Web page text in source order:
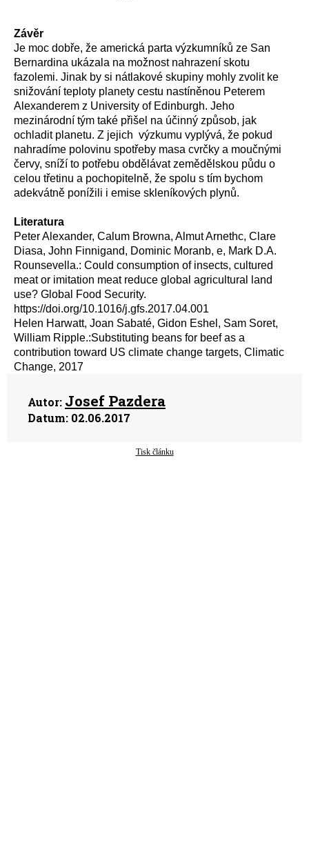
Závěr
Je moc dobře, že americká parta výzkumníků ze San
Bernardina ukázala na možnost nahrazení skotu
fazolemi. Jinak by si nátlakové skupiny mohly zvolit ke
snižování teploty planety cestu nastíněnou Peterem
Alexanderem z University of Edinburgh. Jeho
mezinárodní tým také přišel na účinný způsob, jak
ochladit planetu. Z jejich výzkumu vyplývá, že pokud
nahradíme polovinu spotřeby masa cvrčky a moučnými
červy, sníží to potřebu obdělávat zemědělskou půdu o
celou třetinu a pochopitelně, že spolu s tím bychom
adekvátně ponížili i emise skleníkových plynů.
Literatura
Peter Alexander, Calum Browna, Almut Arnethc, Clare
Diasa, John Finnigand, Dominic Moranb, e, Mark D.A.
Rounsevella.: Could consumption of insects, cultured
meat or imitation meat reduce global agricultural land
use? Global Food Security.
https://doi.org/10.1016/j.gfs.2017.04.001
Helen Harwatt, Joan Sabaté, Gidon Eshel, Sam Soret,
William Ripple.:Substituting beans for beef as a
contribution toward US climate change targets, Climatic
Change, 2017
Autor: Josef Pazdera
Datum: 02.06.2017
Tisk článku